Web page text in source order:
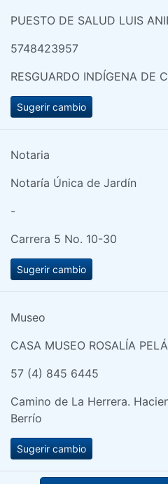
PUESTO DE SALUD LUIS
5748423957
RESGUARDO INDÍGENA DE
Sugerir cambio
Notaria
Notaría Única de Jardín
-
Carrera 5 No. 10-30
Sugerir cambio
Museo
CASA MUSEO ROSALÍA
57 (4) 845 6445
Camino de La Herrera.
Berrío
Sugerir cambio